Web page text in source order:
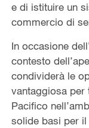
e di istituire un
commercio di
In occasione
contesto
condividerà le
vantaggiosa per
Pacifico
solide basi per